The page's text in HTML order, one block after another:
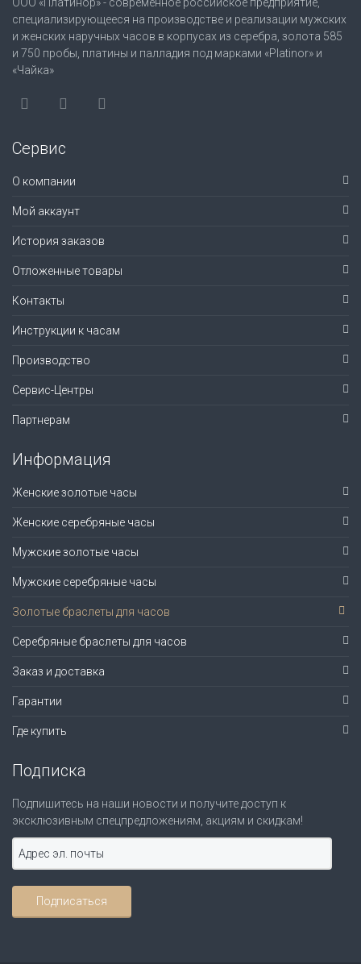
ООО «Платинор» - современное российское предприятие,
специализирующееся на производстве и реализации мужских
и женских наручных часов в корпусах из серебра, золота 585
и 750 пробы, платины и палладия под марками «Platinor» и
«Чайка»
Сервис
О компании
Мой аккаунт
История заказов
Отложенные товары
Контакты
Инструкции к часам
Производство
Сервис-Центры
Партнерам
Информация
Женские золотые часы
Женские серебряные часы
Мужские золотые часы
Мужские серебряные часы
Золотые браслеты для часов
Серебряные браслеты для часов
Заказ и доставка
Гарантии
Где купить
Подписка
Подпишитесь на наши новости и получите доступ к
эксклюзивным спецпредложениям, акциям и скидкам!